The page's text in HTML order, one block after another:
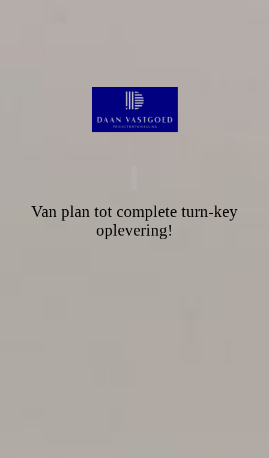
Van plan tot complete turn-key
oplevering!